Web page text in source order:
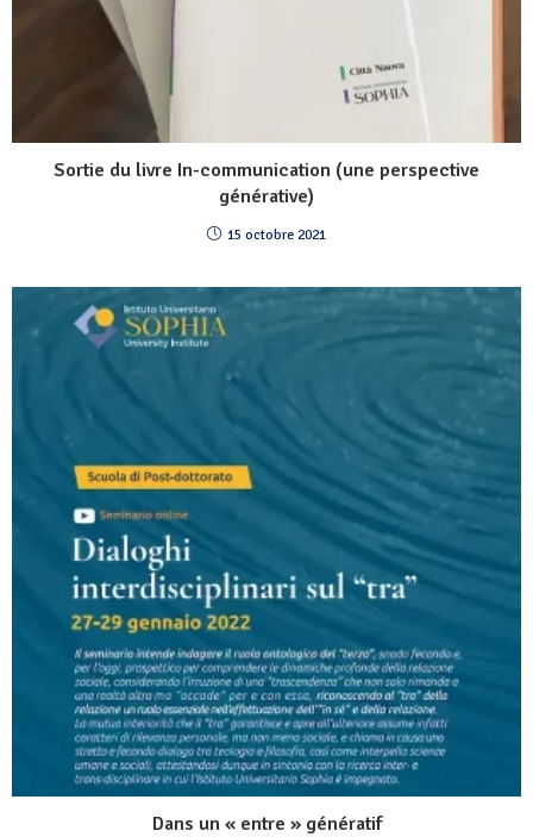
Sortie du livre In-communication (une perspective
générative)
15 octobre 2021
Dans un « entre » génératif